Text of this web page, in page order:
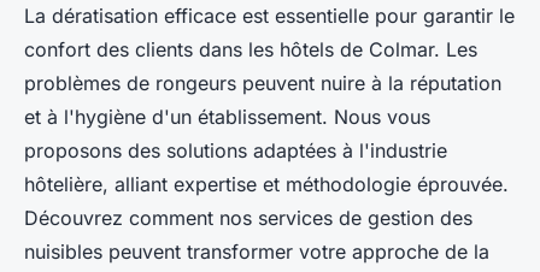
Dératisation efficace pour les
hôtels à colmar : nos solutions
Nathalie•24 décembre 2024•6 min de lecture
La dératisation efficace est essentielle pour garantir le
confort des clients dans les hôtels de Colmar. Les
problèmes de rongeurs peuvent nuire à la réputation
et à l'hygiène d'un établissement. Nous vous
proposons des solutions adaptées à l'industrie
hôtelière, alliant expertise et méthodologie éprouvée.
Découvrez comment nos services de gestion des
nuisibles peuvent transformer votre approche de la